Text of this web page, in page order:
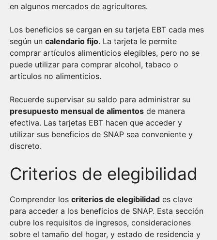
en algunos mercados de agricultores.
Los beneficios se cargan en su tarjeta EBT cada mes
según un calendario fijo. La tarjeta le permite
comprar artículos alimenticios elegibles, pero no se
puede utilizar para comprar alcohol, tabaco o
artículos no alimenticios.
Recuerde supervisar su saldo para administrar su
presupuesto mensual de alimentos de manera
efectiva. Las tarjetas EBT hacen que acceder y
utilizar sus beneficios de SNAP sea conveniente y
discreto.
Criterios de elegibilidad
Comprender los criterios de elegibilidad es clave
para acceder a los beneficios de SNAP. Esta sección
cubre los requisitos de ingresos, consideraciones
sobre el tamaño del hogar, y estado de residencia y